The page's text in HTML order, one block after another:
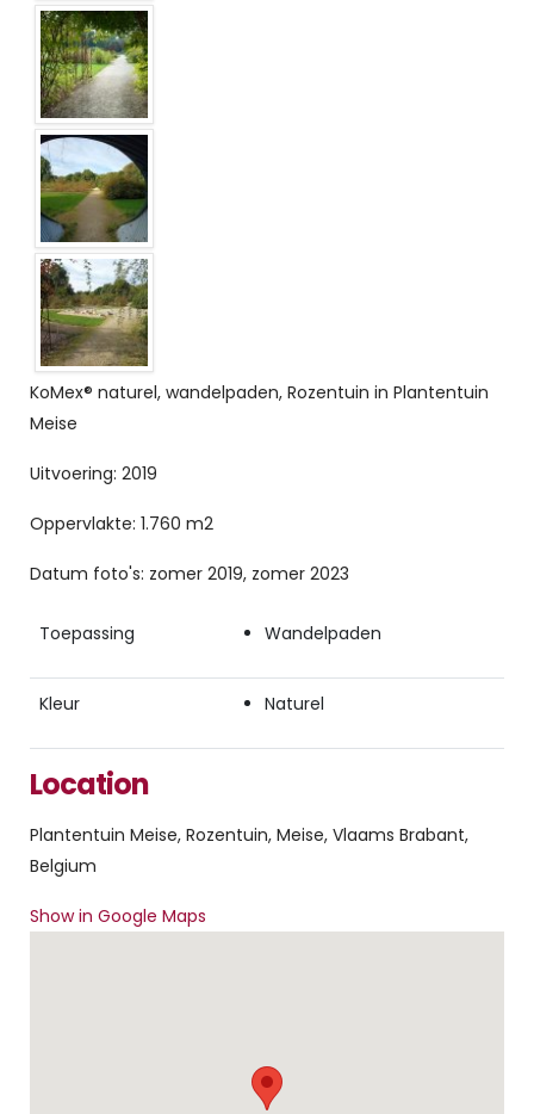
KoMex® naturel, wandelpaden, Rozentuin in Plantentuin
Meise
Uitvoering: 2019
Oppervlakte: 1.760 m2
Datum foto's: zomer 2019, zomer 2023
Toepassing Wandelpaden
Kleur Naturel
Location
Plantentuin Meise, Rozentuin, Meise, Vlaams Brabant,
Belgium
Show in Google Maps